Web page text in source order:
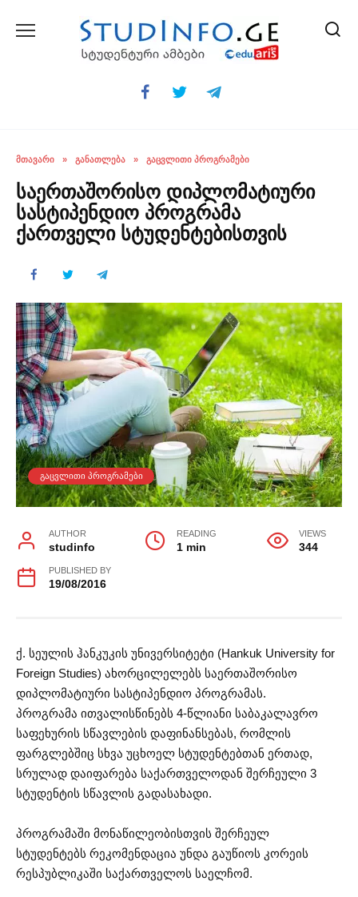
ᲛᲗᲐᲕᲐᲠᲘ » ᲒᲐᲜᲐᲗᲚᲔᲑᲐ » ᲒᲐᲪᲕᲚᲘᲗᲘ ᲞᲠᲝᲒᲠᲐᲛᲔᲑᲘ
საერთაშორისო დიპლომატიური
სასტიპენდიო პროგრამა
ქართველი სტუდენტებისთვის
ᲒᲐᲪᲕᲚᲘᲗᲘ ᲞᲠᲝᲒᲠᲐᲛᲔᲑᲘ
AUTHOR
studinfo
READING
1 min
VIEWS
344
PUBLISHED BY
19/08/2016
ქ. სეულის ჰანკუკის უნივერსიტეტი (Hankuk University for
Foreign Studies) ახორცილელებს საერთაშორისო
დიპლომატიური სასტიპენდიო პროგრამას.
პროგრამა ითვალისწინებს 4-წლიანი საბაკალავრო
საფეხურის სწავლების დაფინანსებას, რომლის
ფარგლებშიც სხვა უცხოელ სტუდენტებთან ერთად,
სრულად დაიფარება საქართველოდან შერჩეული 3
სტუდენტის სწავლის გადასახადი.
პროგრამაში მონაწილეობისთვის შერჩეულ
სტუდენტებს რეკომენდაცია უნდა გაუწიოს კორეის
რესპუბლიკაში საქართველოს საელჩომ.